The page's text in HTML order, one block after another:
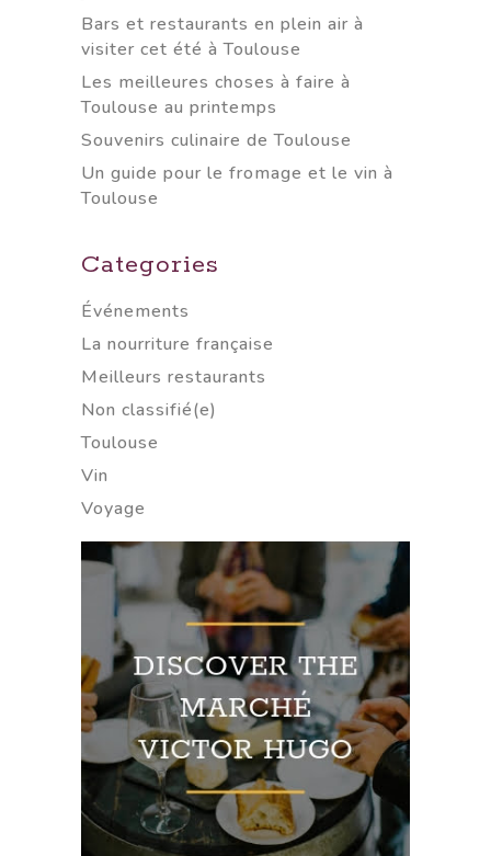
Bars et restaurants en plein air à
visiter cet été à Toulouse
Les meilleures choses à faire à
Toulouse au printemps
Souvenirs culinaire de Toulouse
Un guide pour le fromage et le vin à
Toulouse
Categories
Événements
La nourriture française
Meilleurs restaurants
Non classifié(e)
Toulouse
Vin
Voyage